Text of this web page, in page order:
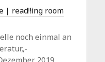
| read!!ing room
noch einmal an